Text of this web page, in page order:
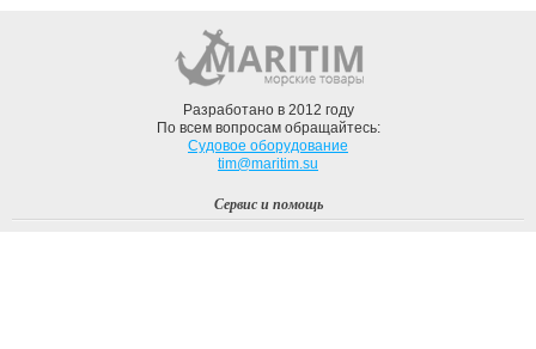
Разработано в 2012 году
По всем вопросам обращайтесь:
Судовое оборудование
tim@maritim.su
Сервис и помощь